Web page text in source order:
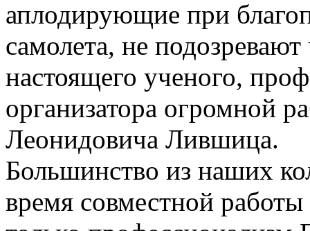
аплодирующие при
самолета, не
настоящего ученого,
организатора огромной
Леонидовича Лившица.
Большинство из наших
время совместной